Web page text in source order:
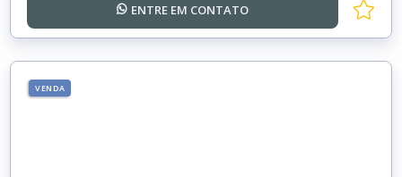
ENTRE EM CONTATO
VENDA